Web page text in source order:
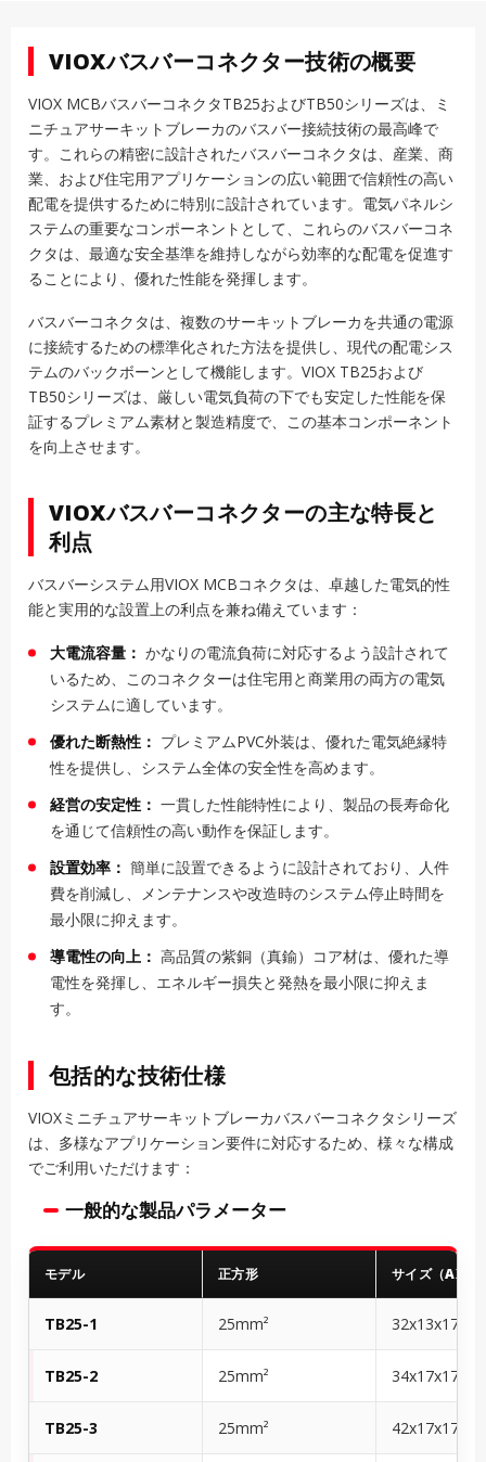
VIOXバスバーコネクター技術の概要
VIOX MCBバスバーコネクタTB25およびTB50シリーズは、ミ
ニチュアサーキットブレーカのバスバー接続技術の最高峰で
す。これらの精密に設計されたバスバーコネクタは、産業、商
業、および住宅用アプリケーションの広い範囲で信頼性の高い
配電を提供するために特別に設計されています。電気パネルシ
ステムの重要なコンポーネントとして、これらのバスバーコネ
クタは、最適な安全基準を維持しながら効率的な配電を促進す
ることにより、優れた性能を発揮します。
バスバーコネクタは、複数のサーキットブレーカを共通の電源
に接続するための標準化された方法を提供し、現代の配電シス
テムのバックボーンとして機能します。VIOX TB25および
TB50シリーズは、厳しい電気負荷の下でも安定した性能を保
証するプレミアム素材と製造精度で、この基本コンポーネント
を向上させます。
VIOXバスバーコネクターの主な特長と
利点
バスバーシステム用VIOX MCBコネクタは、卓越した電気的性
能と実用的な設置上の利点を兼ね備えています：
大電流容量： かなりの電流負荷に対応するよう設計されて
いるため、このコネクターは住宅用と商業用の両方の電気
システムに適しています。
優れた断熱性： プレミアムPVC外装は、優れた電気絶縁特
性を提供し、システム全体の安全性を高めます。
経営の安定性： 一貫した性能特性により、製品の長寿命化
を通じて信頼性の高い動作を保証します。
設置効率： 簡単に設置できるように設計されており、人件
費を削減し、メンテナンスや改造時のシステム停止時間を
最小限に抑えます。
導電性の向上： 高品質の紫銅（真鍮）コア材は、優れた導
電性を発揮し、エネルギー損失と発熱を最小限に抑えま
す。
包括的な技術仕様
VIOXミニチュアサーキットブレーカバスバーコネクタシリーズ
は、多様なアプリケーション要件に対応するため、様々な構成
でご利用いただけます：
一般的な製品パラメーター
モデル 正方形 サイズ（
TB25-1 25mm² 32x13x17
TB25-2 25mm² 34x17x17.5
TB25-3 25mm² 42x17x17.5